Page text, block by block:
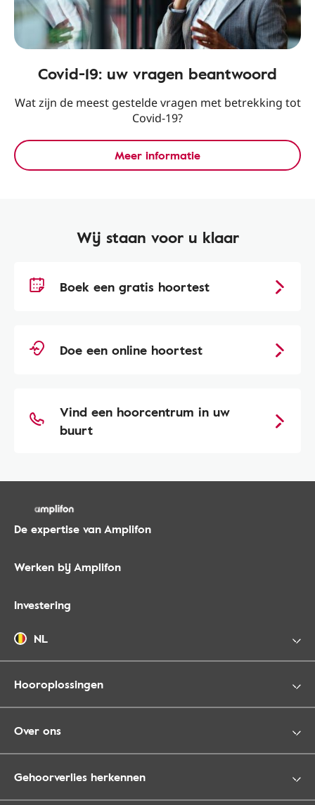
Covid-19: uw vragen beantwoord
Wat zijn de meest gestelde vragen met betrekking tot
Covid-19?
Meer informatie
Wij staan voor u klaar
Boek een gratis hoortest
Doe een online hoortest
Vind een hoorcentrum in uw
buurt
De expertise van Amplifon
Werken bij Amplifon
Investering
NL
Hooroplossingen
Over ons
Gehoorverlies herkennen